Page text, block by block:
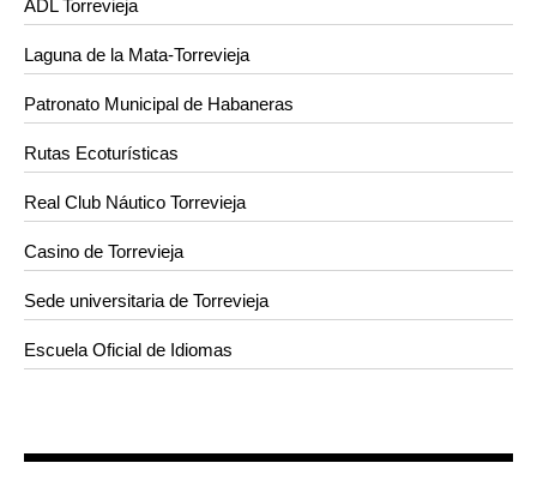
ADL Torrevieja
Laguna de la Mata-Torrevieja
Patronato Municipal de Habaneras
Rutas Ecoturísticas
Real Club Náutico Torrevieja
Casino de Torrevieja
Sede universitaria de Torrevieja
Escuela Oficial de Idiomas